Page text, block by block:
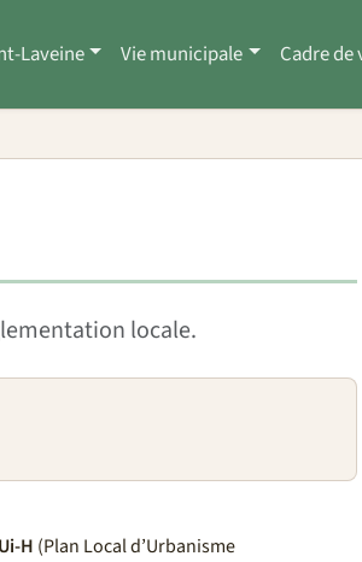
Laveine Vie municipale Cadre de
locale.
H (Plan Local d’Urbanisme